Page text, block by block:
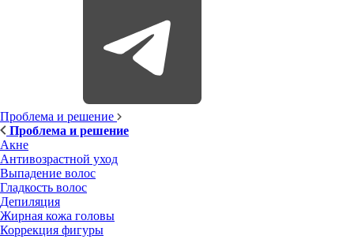
Проблема и решение
Проблема и решение
Акне
Антивозрастной уход
Выпадение волос
Гладкость волос
Депиляция
Жирная кожа головы
Коррекция фигуры